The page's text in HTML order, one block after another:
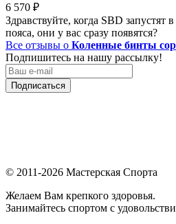
6 570 ₽
Здравствуйте, когда SBD запустят
пояса, они у вас сразу появятся?
Все отзывы о Коленные бинты
Подпишитесь на нашу рассылку!
Подписаться
© 2011-2026 Мастерская Спорта
Желаем Вам крепкого здоровья.
Занимайтесь спортом с